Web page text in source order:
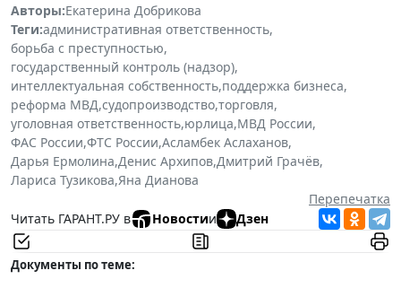
Авторы:Екатерина Добрикова
Теги:административная ответственность,
борьба с преступностью,
государственный контроль (надзор),
интеллектуальная собственность,поддержка бизнеса,
реформа МВД,судопроизводство,торговля,
уголовная ответственность,юрлица,МВД России,
ФАС России,ФТС России,Асламбек Аслаханов,
Дарья Ермолина,Денис Архипов,Дмитрий Грачёв,
Лариса Тузикова,Яна Дианова
Перепечатка
Читать ГАРАНТ.РУ в
Новостии Дзен
Документы по теме: